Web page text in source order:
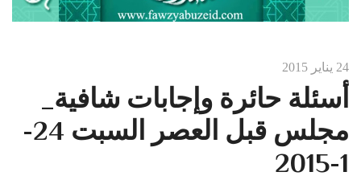
24 يناير 2015
أسئلة حائرة وإجابات شافية_
مجلس قبل العصر السبت 24-
1-2015